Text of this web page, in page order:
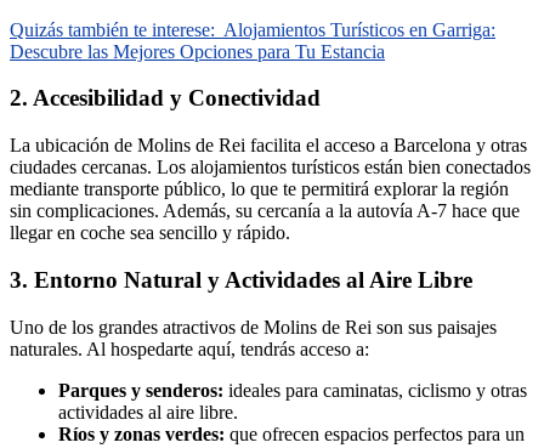
Quizás también te interese: Alojamientos Turísticos en Garriga:
Descubre las Mejores Opciones para Tu Estancia
2. Accesibilidad y Conectividad
La ubicación de Molins de Rei facilita el acceso a Barcelona y otras
ciudades cercanas. Los alojamientos turísticos están bien conectados
mediante transporte público, lo que te permitirá explorar la región
sin complicaciones. Además, su cercanía a la autovía A-7 hace que
llegar en coche sea sencillo y rápido.
3. Entorno Natural y Actividades al Aire Libre
Uno de los grandes atractivos de Molins de Rei son sus paisajes
naturales. Al hospedarte aquí, tendrás acceso a:
Parques y senderos: ideales para caminatas, ciclismo y otras
actividades al aire libre.
Ríos y zonas verdes: que ofrecen espacios perfectos para un